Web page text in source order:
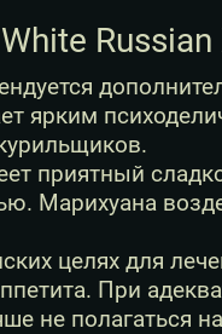
ярким
приятный
Марихуана
целях для
При
не полагаться